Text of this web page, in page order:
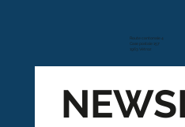
Route cantonale 4
Case postale 157
1963 Vétroz